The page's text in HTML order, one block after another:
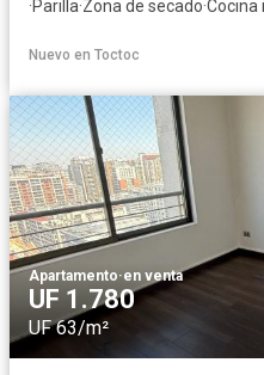
·Parilla·Zona de secado·Cocina
Nuevo en Toctoc
Apartamento·en venta
UF 1.780
UF 63/m²